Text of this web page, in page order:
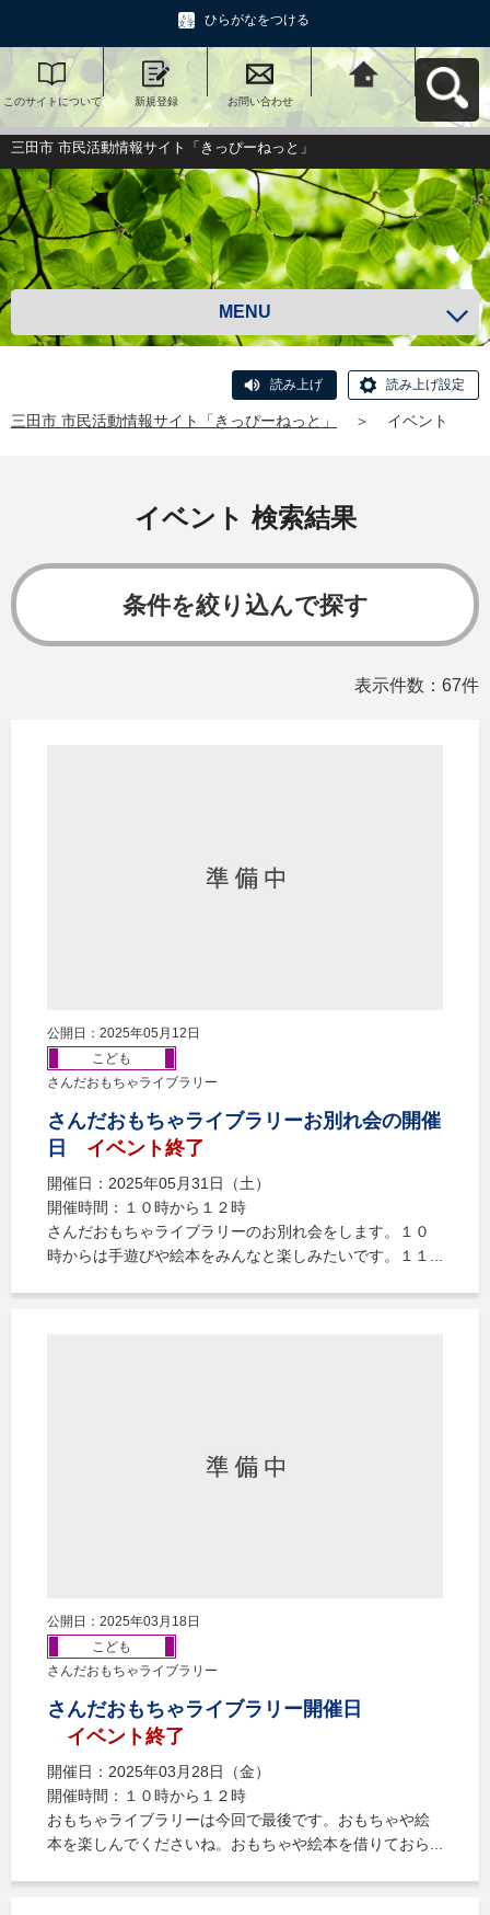
ひらがなをつける
このサイトについて 新規登録 お問い合わせ
三田市 市民活動情報
サイト「きっぴーね
っと」へ戻る
三田市 市民活動情報サイト「きっぴーねっと」
MENU
読み上げ 読み上げ設定
三田市 市民活動情報サイト「きっぴーねっと」 ＞ イベント
イベント 検索結果
条件を絞り込んで探す
表示件数：67件
公開日：2025年05月12日
こども
さんだおもちゃライブラリー
さんだおもちゃライブラリーお別れ会の開催
日
イベント終了
開催日：2025年05月31日（土）
開催時間：１０時から１２時
さんだおもちゃライブラリーのお別れ会をします。１０
時からは手遊びや絵本をみんなと楽しみたいです。１１...
公開日：2025年03月18日
こども
さんだおもちゃライブラリー
さんだおもちゃライブラリー開催日
イベント終了
開催日：2025年03月28日（金）
開催時間：１０時から１２時
おもちゃライブラリーは今回で最後です。おもちゃや絵
本を楽しんでくださいね。おもちゃや絵本を借りておら...